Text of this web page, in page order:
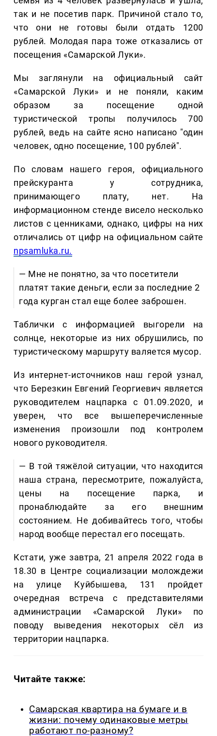
так и не посетив парк. Причиной стало то,
что они не готовы были отдать 1200
рублей. Молодая пара тоже отказались от
посещения «Самарской Луки».
Мы заглянули на официальный сайт
«Самарской Луки» и не поняли, каким
образом за посещение одной
туристической тропы получилось 700
рублей, ведь на сайте ясно написано "один
человек, одно посещение, 100 рублей".
По словам нашего героя, официального
прейскуранта у сотрудника,
принимающего плату, нет. На
информационном стенде висело несколько
листов с ценниками, однако, цифры на них
отличались от цифр на официальном сайте
npsamluka.ru.
— Мне не понятно, за что посетители
платят такие деньги, если за последние 2
года курган стал еще более заброшен.
Таблички с информацией выгорели на
солнце, некоторые из них обрушились, по
туристическому маршруту валяется мусор.
Из интернет-источников наш герой узнал,
что Березкин Евгений Георгиевич является
руководителем нацпарка с 01.09.2020, и
уверен, что все вышеперечисленные
изменения произошли под контролем
нового руководителя.
— В той тяжёлой ситуации, что находится
наша страна, пересмотрите, пожалуйста,
цены на посещение парка, и
пронаблюдайте за его внешним
состоянием. Не добивайтесь того, чтобы
народ вообще перестал его посещать.
Кстати, уже завтра, 21 апреля 2022 года в
18.30 в Центре социализации молождежи
на улице Куйбышева, 131 пройдет
очередная встреча с представителями
администрации «Самарской Луки» по
поводу выведения некоторых сёл из
территории нацпарка.
Читайте также:
Самарская квартира на бумаге и в
жизни: почему одинаковые метры
работают по-разному?